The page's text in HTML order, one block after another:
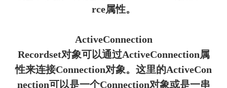
rce属性。
ActiveConnection
Recordset对象可以通过ActiveConnection属
性来连接Connection对象。这里的ActiveCon
nection可以是一个Connection对象或是一串